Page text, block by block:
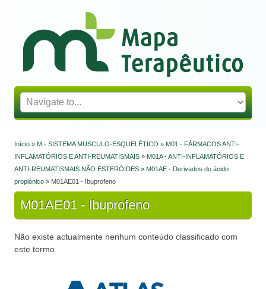
Mapa Terapêutico
Está aqui
Início » M - SISTEMA MUSCULO-ESQUELÉTICO » M01 - FÁRMACOS ANTI-
INFLAMATÓRIOS E ANTI-REUMATISMAIS » M01A - ANTI-INFLAMATÓRIOS E
ANTI-REUMATISMAIS NÃO ESTERÓIDES » M01AE - Derivados do ácido
propiónico » M01AE01 - Ibuprofeno
M01AE01 - Ibuprofeno
Não existe actualmente nenhum conteúdo classificado com
este termo